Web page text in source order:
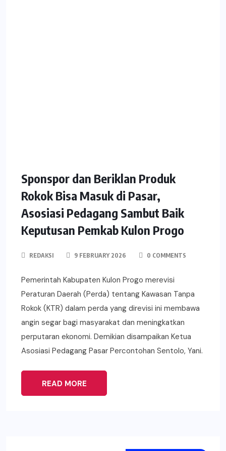
Sponspor dan Beriklan Produk
Rokok Bisa Masuk di Pasar,
Asosiasi Pedagang Sambut Baik
Keputusan Pemkab Kulon Progo
REDAKSI 9 FEBRUARY 2026 0 COMMENTS
Pemerintah Kabupaten Kulon Progo merevisi
Peraturan Daerah (Perda) tentang Kawasan Tanpa
Rokok (KTR) dalam perda yang direvisi ini membawa
angin segar bagi masyarakat dan meningkatkan
perputaran ekonomi. Demikian disampaikan Ketua
Asosiasi Pedagang Pasar Percontohan Sentolo, Yani.
READ MORE